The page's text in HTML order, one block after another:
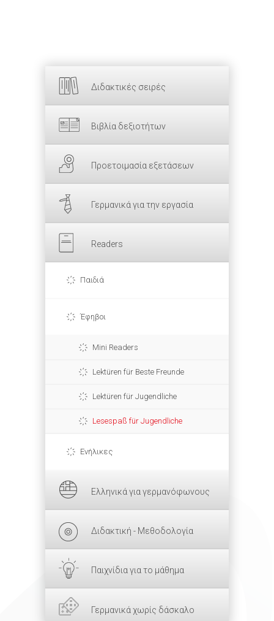
Διδακτικές σειρές
Βιβλία δεξιοτήτων
Προετοιμασία εξετάσεων
Γερμανικά για την εργασία
Readers
Παιδιά
Έφηβοι
Mini Readers
Lektüren für Beste Freunde
Lektüren für Jugendliche
Lesespaß für Jugendliche
Ενήλικες
Ελληνικά για γερμανόφωνους
Διδακτική - Μεθοδολογία
Παιχνίδια για το μάθημα
Γερμανικά χωρίς δάσκαλο